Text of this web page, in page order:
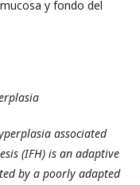
y fondo del
associated
(IFH) is an adaptive
by a poorly adapted